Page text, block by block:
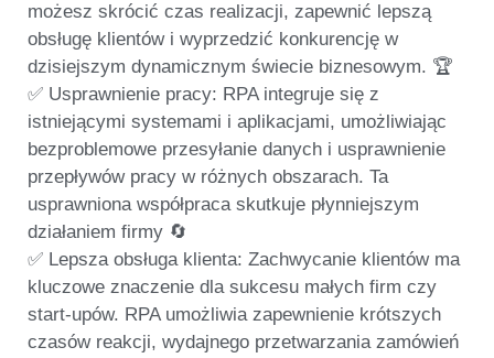
możesz skrócić czas realizacji, zapewnić lepszą
obsługę klientów i wyprzedzić konkurencję w
dzisiejszym dynamicznym świecie biznesowym. 🏆
✅ Usprawnienie pracy: RPA integruje się z
istniejącymi systemami i aplikacjami, umożliwiając
bezproblemowe przesyłanie danych i usprawnienie
przepływów pracy w różnych obszarach. Ta
usprawniona współpraca skutkuje płynniejszym
działaniem firmy 🔄
✅ Lepsza obsługa klienta: Zachwycanie klientów ma
kluczowe znaczenie dla sukcesu małych firm czy
start-upów. RPA umożliwia zapewnienie krótszych
czasów reakcji, wydajnego przetwarzania zamówień